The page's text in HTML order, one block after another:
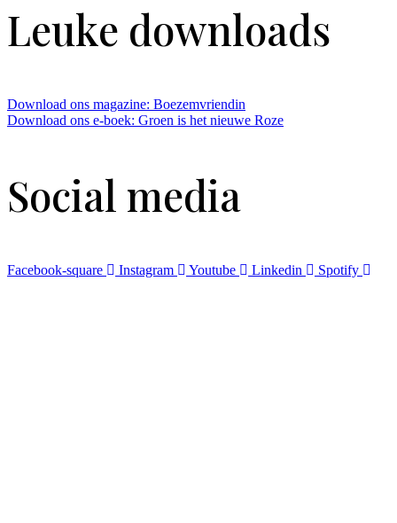
Leuke downloads
Download ons magazine: Boezemvriendin
Download ons e-boek: Groen is het nieuwe Roze
Social media
Facebook-square Instagram Youtube Linkedin Spotify